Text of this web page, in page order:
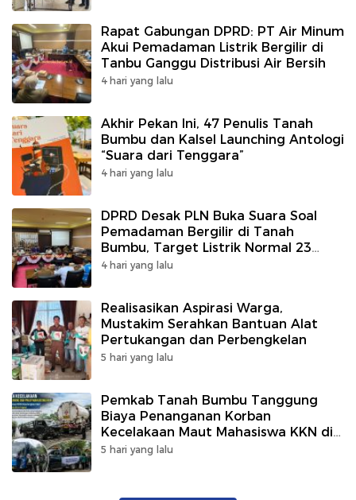
Rapat Gabungan DPRD: PT Air Minum
Akui Pemadaman Listrik Bergilir di
Tanbu Ganggu Distribusi Air Bersih
4 hari yang lalu
Akhir Pekan Ini, 47 Penulis Tanah
Bumbu dan Kalsel Launching Antologi
“Suara dari Tenggara”
4 hari yang lalu
DPRD Desak PLN Buka Suara Soal
Pemadaman Bergilir di Tanah
Bumbu, Target Listrik Normal 23
Agustus
4 hari yang lalu
Realisasikan Aspirasi Warga,
Mustakim Serahkan Bantuan Alat
Pertukangan dan Perbengkelan
5 hari yang lalu
Pemkab Tanah Bumbu Tanggung
Biaya Penanganan Korban
Kecelakaan Maut Mahasiswa KKN di
Jalur Alternatif
5 hari yang lalu